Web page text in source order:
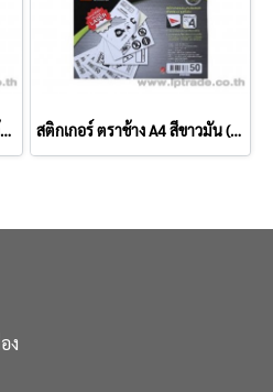
สติกเกอร์กระดาษ Elfen สีขาวด้าน (แพ็ค 50 แผ่น) สติกเกอร์ ตราช้าง A4 สีขาวมัน (แพ็ค 50 แผ่น)
ง